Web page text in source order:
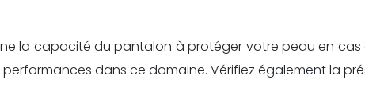
la capacité du pantalon à protéger votre peau en
dans ce domaine. Vérifiez également la